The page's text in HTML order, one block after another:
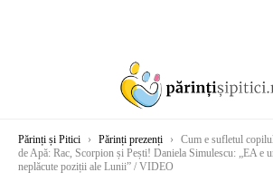
Părinți și Pitici › Părinți prezenți ›
Cum e sufletul
de Apă: Rac, Scorpion și Pești! Daniela Simulescu: „EA e
neplăcute poziții ale Lunii” / VIDEO